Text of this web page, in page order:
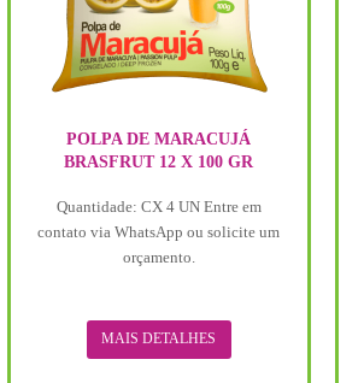
POLPA DE MARACUJÁ
BRASFRUT 12 X 100 GR
Quantidade: CX 4 UN Entre em
contato via WhatsApp ou solicite um
orçamento.
MAIS DETALHES